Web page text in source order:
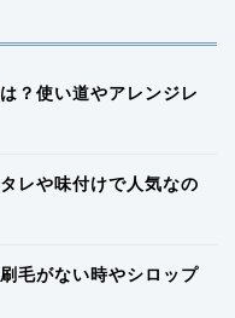
？使い道やアレンジレ
レや味付けで人気なの
毛がない時やシロップ